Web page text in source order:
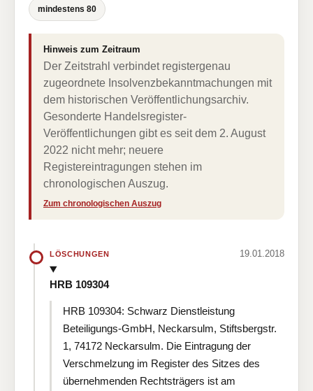
mindestens 80
Hinweis zum Zeitraum
Der Zeitstrahl verbindet registergenau
zugeordnete Insolvenzbekanntmachungen mit
dem historischen Veröffentlichungsarchiv.
Gesonderte Handelsregister-
Veröffentlichungen gibt es seit dem 2. August
2022 nicht mehr; neuere
Registereintragungen stehen im
chronologischen Auszug.
Zum chronologischen Auszug
LÖSCHUNGEN 19.01.2018
HRB 109304
HRB 109304: Schwarz Dienstleistung
Beteiligungs-GmbH, Neckarsulm, Stiftsbergstr.
1, 74172 Neckarsulm. Die Eintragung der
Verschmelzung im Register des Sitzes des
übernehmenden Rechtsträgers ist am